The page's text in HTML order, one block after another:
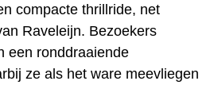
compacte thrillride, net
Raveleijn. Bezoekers
een ronddraaiende
ze als het ware meevliegen